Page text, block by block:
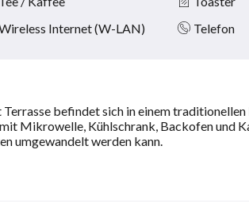
Internet (W-LAN) Telefon
befindet sich in einem
Mikrowelle, Kühlschrank, Backofen und
umgewandelt werden kann.